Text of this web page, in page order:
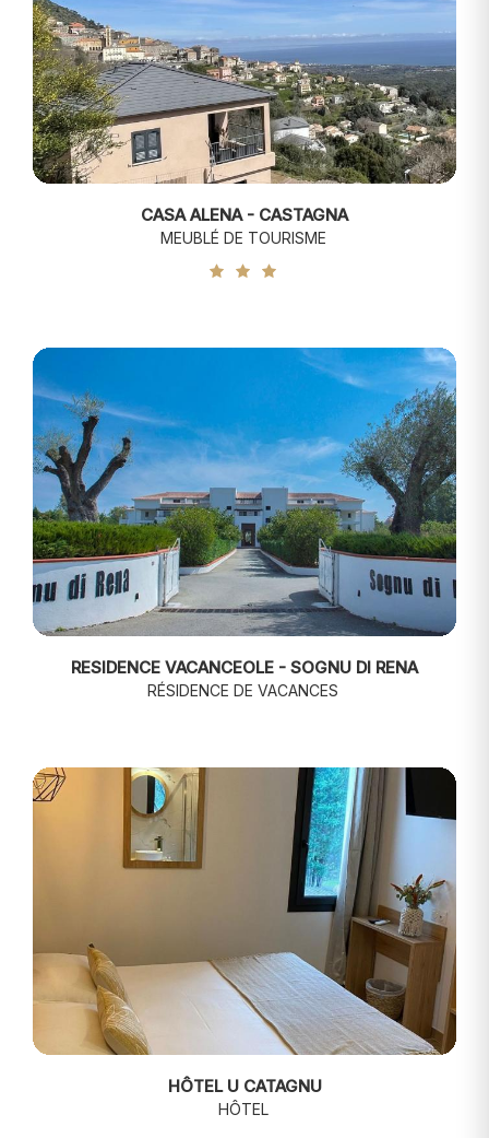
CASA ALENA - CASTAGNA
MEUBLÉ DE TOURISME
RESIDENCE VACANCEOLE - SOGNU DI RENA
RÉSIDENCE DE VACANCES
HÔTEL U CATAGNU
HÔTEL